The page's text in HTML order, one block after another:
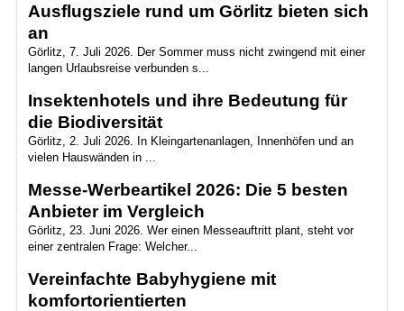
Ausflugsziele rund um Görlitz bieten sich
an
Görlitz, 7. Juli 2026. Der Sommer muss nicht zwingend mit einer
langen Urlaubsreise verbunden s...
Insektenhotels und ihre Bedeutung für
die Biodiversität
Görlitz, 2. Juli 2026. In Kleingartenanlagen, Innenhöfen und an
vielen Hauswänden in ...
Messe-Werbeartikel 2026: Die 5 besten
Anbieter im Vergleich
Görlitz, 23. Juni 2026. Wer einen Messeauftritt plant, steht vor
einer zentralen Frage: Welcher...
Vereinfachte Babyhygiene mit
komfortorientierten